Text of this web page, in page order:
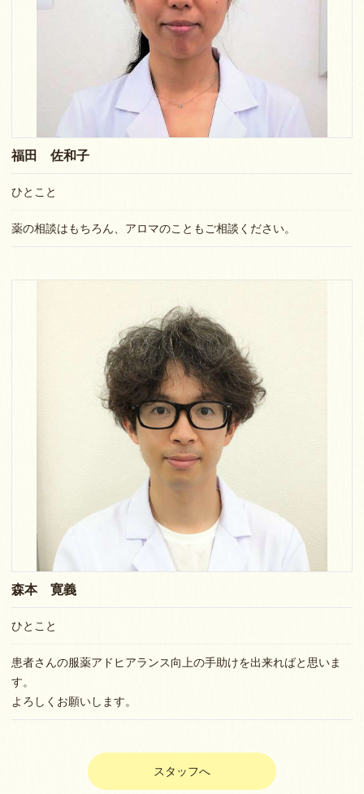
福田 佐和子
ひとこと
薬の相談はもちろん、アロマのこともご相談ください。
森本 寛義
ひとこと
患者さんの服薬アドヒアランス向上の手助けを出来ればと思いま
す。
よろしくお願いします。
スタッフへ